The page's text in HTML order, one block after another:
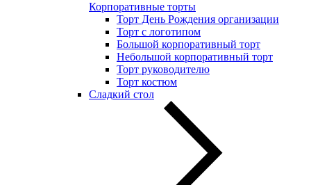
Корпоративные торты
Торт День Рождения организации
Торт с логотипом
Большой корпоративный торт
Небольшой корпоративный торт
Торт руководителю
Торт костюм
Сладкий стол